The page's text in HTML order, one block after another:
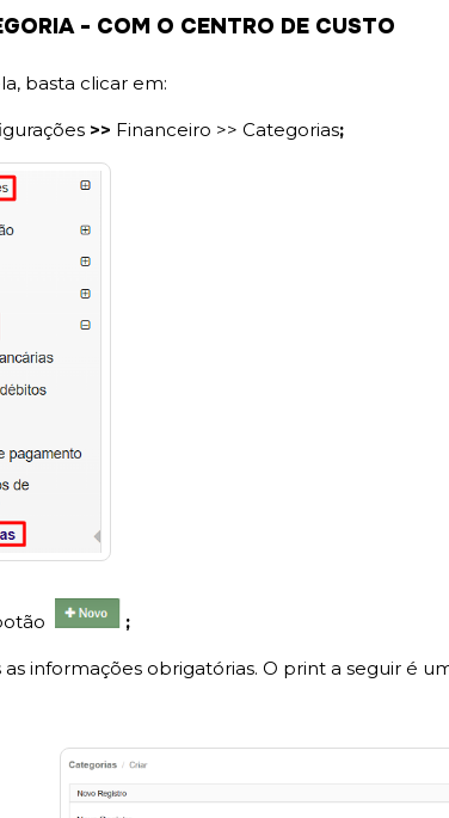
- COM O CENTRO DE CUSTO
basta clicar em:
>> Financeiro >> Categorias;
;
as informações obrigatórias. O print a seguir é